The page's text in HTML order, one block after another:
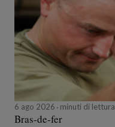
6 ago 2026 minuti di lettura
Bras-de-fer